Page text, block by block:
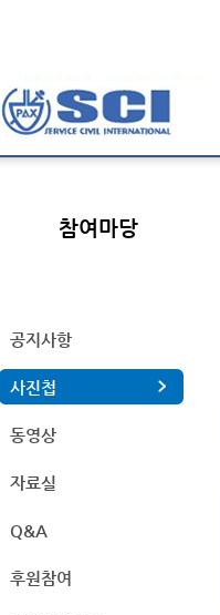
참여마당
공지사항
사진첩
동영상
자료실
Q&A
후원참여